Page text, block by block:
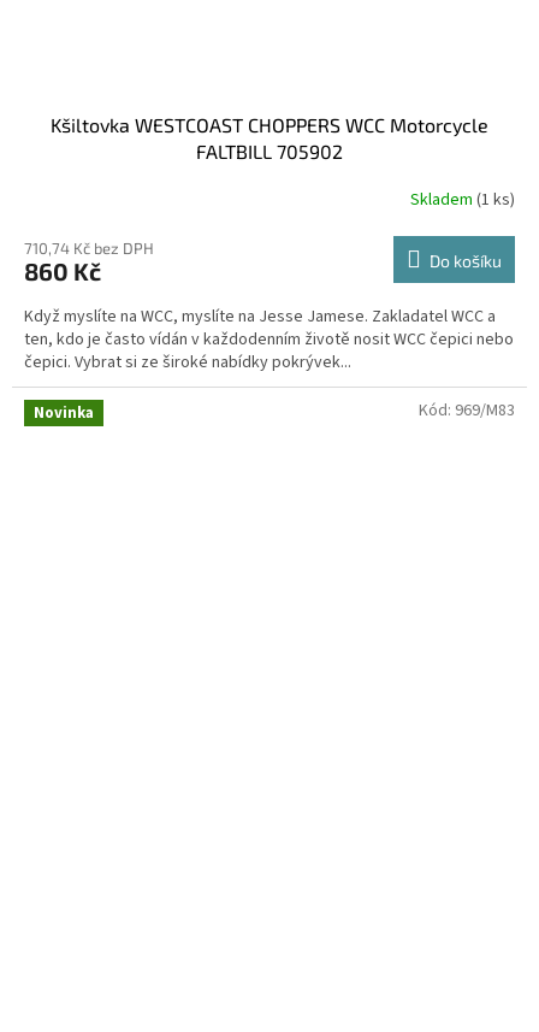
Kšiltovka WESTCOAST CHOPPERS WCC Motorcycle
FALTBILL 705902
Skladem (1 ks)
710,74 Kč bez DPH
860 Kč Do košíku
Když myslíte na WCC, myslíte na Jesse Jamese. Zakladatel WCC a
ten, kdo je často vídán v každodenním životě nosit WCC čepici nebo
čepici. Vybrat si ze široké nabídky pokrývek...
Novinka Kód: 969/M83